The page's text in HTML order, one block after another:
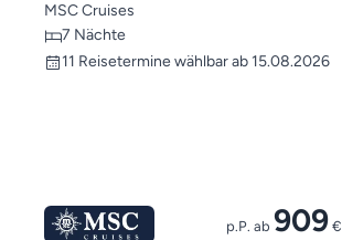
MSC Cruises
7 Nächte
11 Reisetermine wählbar ab 15.08.2026
p.P. ab 909€